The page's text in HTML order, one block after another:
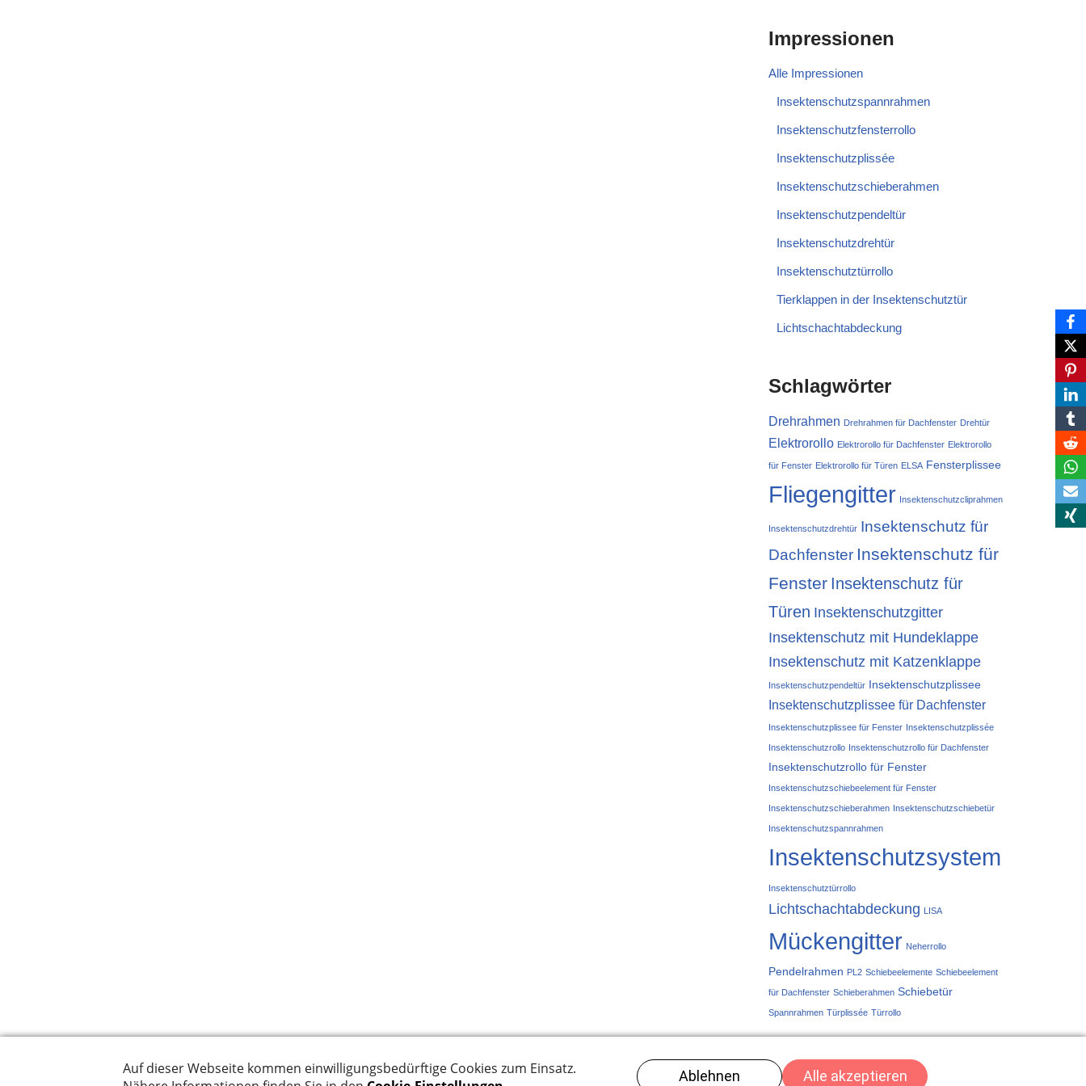
Impressionen
Alle Impressionen
Insektenschutzspannrahmen
Insektenschutzfensterrollo
Insektenschutzplissée
Insektenschutzschieberahmen
Insektenschutzpendeltür
Insektenschutzdrehtür
Insektenschutztürrollo
Tierklappen in der Insektenschutztür
Lichtschachtabdeckung
Schlagwörter
Drehrahmen Drehrahmen für Dachfenster Drehtür
Elektrorollo Elektrorollo für Dachfenster Elektrorollo
für Fenster Elektrorollo für Türen ELSA Fensterplissee
Fliegengitter Insektenschutzcliprahmen
Insektenschutzdrehtür Insektenschutz für
Dachfenster Insektenschutz für
Fenster Insektenschutz für
Türen Insektenschutzgitter
Insektenschutz mit Hundeklappe
Insektenschutz mit Katzenklappe
Insektenschutzpendeltür Insektenschutzplissee
Insektenschutzplissee für Dachfenster
Insektenschutzplissee für Fenster Insektenschutzplissée
Insektenschutzrollo Insektenschutzrollo für Dachfenster
Insektenschutzrollo für Fenster
Insektenschutzschiebeelement für Fenster
Insektenschutzschieberahmen Insektenschutzschiebetür
Insektenschutzspannrahmen
Insektenschutzsystem
Insektenschutztürrollo
Lichtschachtabdeckung LISA
Mückengitter Neherrollo
Pendelrahmen PL2 Schiebeelemente Schiebeelement
für Dachfenster Schieberahmen Schiebetür
Spannrahmen Türplissée Türrollo